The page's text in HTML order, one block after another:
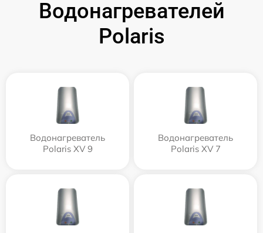
Водонагревателей
Polaris
Водонагреватель
Polaris XV 9
Водонагреватель
Polaris XV 7